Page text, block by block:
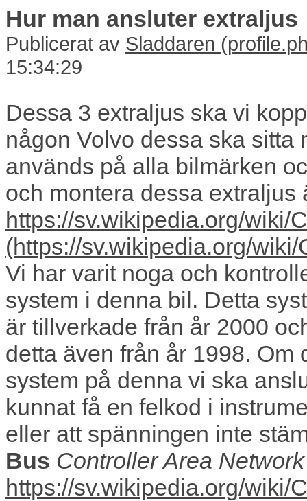
Hur man ansluter extraljus
Publicerat av Sladdaren
15:34:29
Dessa 3 extraljus ska vi
någon Volvo dessa ska sitta
används på alla bilmärken
och montera dessa extraljus
https://sv.wikipedia.org/wiki/
Vi har varit noga och
system i denna bil. Detta
är tillverkade från år 2000
detta även från år 1998. Om
system på denna vi ska
kunnat få en felkod i
eller att spänningen inte
Bus Controller Area Network
https://sv.wikipedia.org/wiki/